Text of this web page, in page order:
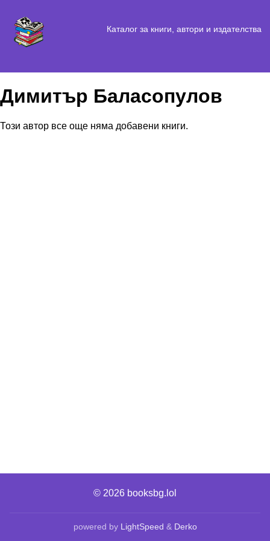
Каталог за книги, автори и издателства
Димитър Баласопулов
Този автор все още няма добавени книги.
© 2026 booksbg.lol
powered by LightSpeed & Derko